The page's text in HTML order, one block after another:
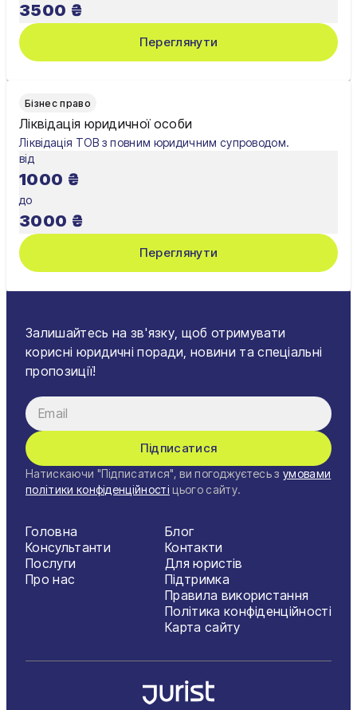
3500 ₴
Переглянути
Бізнес право
Ліквідація юридичної особи
Ліквідація ТОВ з повним юридичним супроводом.
від
1000 ₴
до
3000 ₴
Переглянути
Залишайтесь на зв'язку, щоб отримувати
корисні юридичні поради, новини та спеціальні
пропозиції!
Підписатися
Натискаючи "Підписатися", ви погоджуєтесь з умовами
політики конфіденційності цього сайту.
Головна
Консультанти
Послуги
Про нас
Блог
Контакти
Для юристів
Підтримка
Правила використання
Політика конфіденційності
Карта сайту